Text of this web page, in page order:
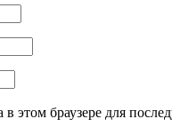
в этом браузере для